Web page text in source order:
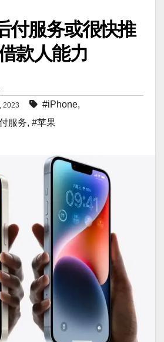
付服务或很快推
款人能力
2023 #iPhone,
服务, #苹果